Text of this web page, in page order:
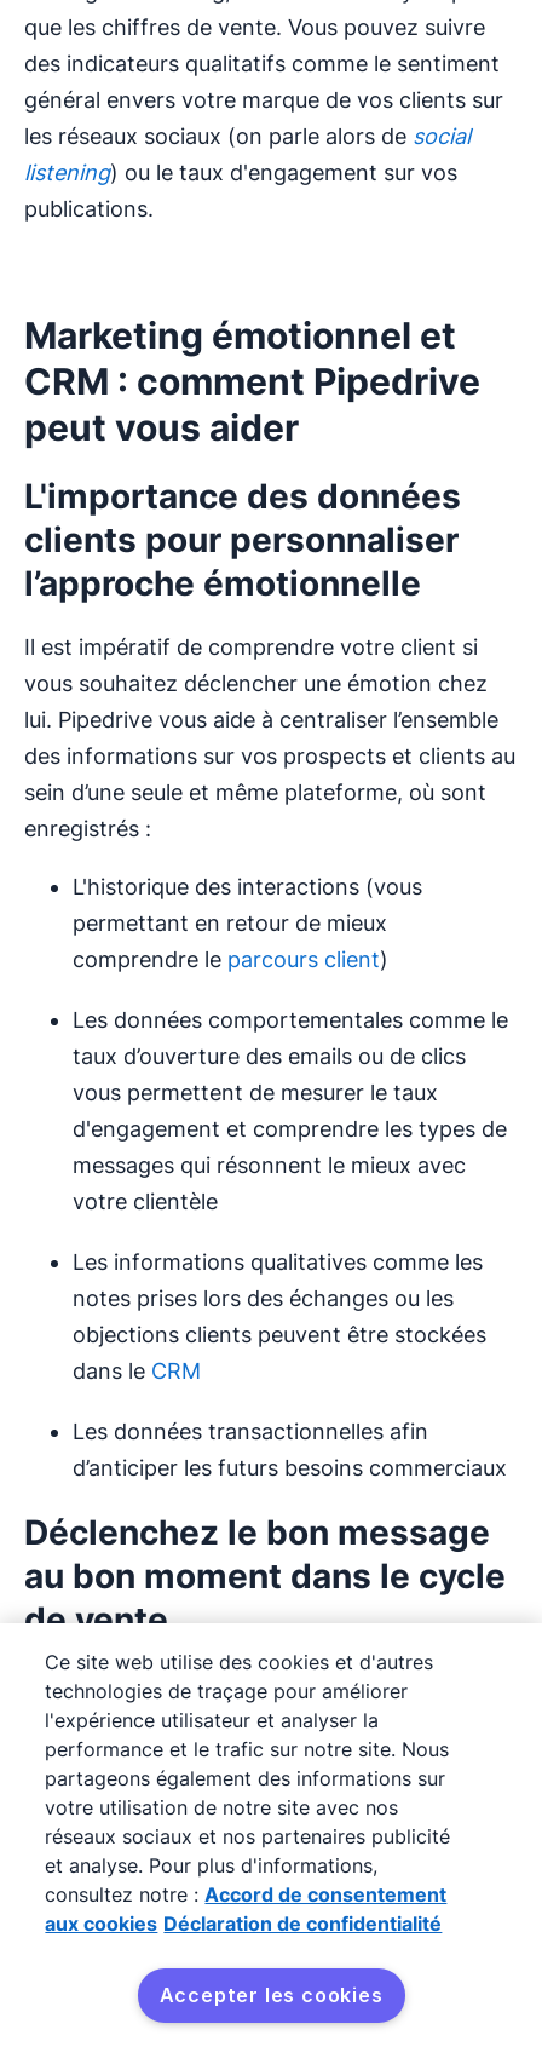
que les chiffres de vente. Vous pouvez suivre
des indicateurs qualitatifs comme le sentiment
général envers votre marque de vos clients sur
les réseaux sociaux (on parle alors de social
listening) ou le taux d'engagement sur vos
publications.
Marketing émotionnel et
CRM : comment Pipedrive
peut vous aider
L'importance des données
clients pour personnaliser
l’approche émotionnelle
Il est impératif de comprendre votre client si
vous souhaitez déclencher une émotion chez
lui. Pipedrive vous aide à centraliser l’ensemble
des informations sur vos prospects et clients au
sein d’une seule et même plateforme, où sont
enregistrés :
L'historique des interactions (vous
permettant en retour de mieux
comprendre le parcours client)
Les données comportementales comme le
taux d’ouverture des emails ou de clics
vous permettent de mesurer le taux
d'engagement et comprendre les types de
messages qui résonnent le mieux avec
votre clientèle
Les informations qualitatives comme les
notes prises lors des échanges ou les
objections clients peuvent être stockées
dans le CRM
Les données transactionnelles afin
d’anticiper les futurs besoins commerciaux
Déclenchez le bon message
au bon moment dans le cycle
de vente
Le marketing émotionnel repose en grande
partie sur la capacité à intervenir au bon
moment, c’est-à-dire lorsque le prospect ou
client est le plus réceptif.
Le logiciel de marketing automationintégré à
Pipedrive vous permet de configurer des
déclencheurs (triggers) basés sur le
des messages pertinents et personnalisés au
bon moment. Par exemple, un prospect qui
Essayez gratuitement
Ce site web utilise des cookies et d'autres
technologies de traçage pour améliorer
l'expérience utilisateur et analyser la
performance et le trafic sur notre site. Nous
partageons également des informations sur
votre utilisation de notre site avec nos
réseaux sociaux et nos partenaires publicité
et analyse. Pour plus d'informations,
consultez notre : Accord de consentement
aux cookies Déclaration de confidentialité
Accepter les cookies